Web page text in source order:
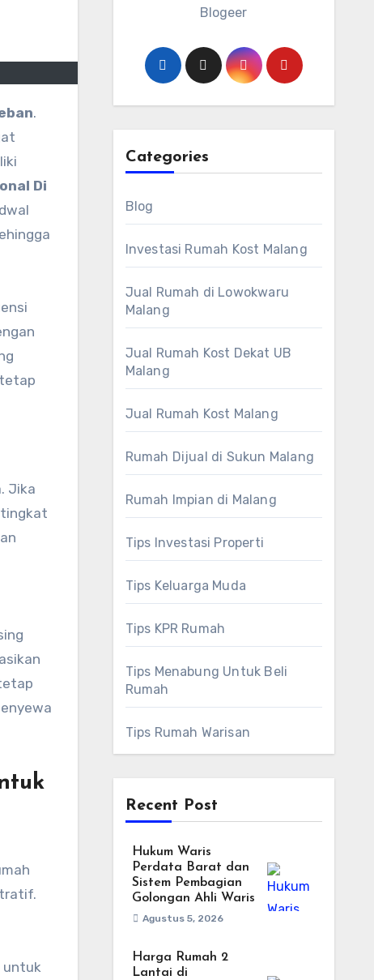
.
Di
Jika
tingkat
untuk
Blogeer
Categories
Blog
Investasi Rumah Kost Malang
Jual Rumah di Lowokwaru
Malang
Jual Rumah Kost Dekat UB
Malang
Jual Rumah Kost Malang
Rumah Dijual di Sukun Malang
Rumah Impian di Malang
Tips Investasi Properti
Tips Keluarga Muda
Tips KPR Rumah
Tips Menabung Untuk Beli
Rumah
Tips Rumah Warisan
Recent Post
Hukum Waris
Perdata Barat dan
Sistem Pembagian
Golongan Ahli Waris
Agustus 5, 2026
Harga Rumah 2
Lantai di